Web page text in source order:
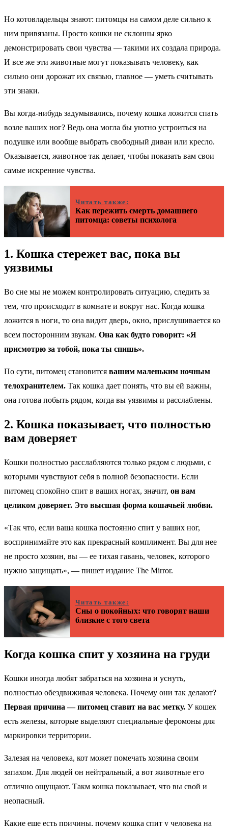
Но котовладельцы знают: питомцы на самом деле сильно к
ним привязаны. Просто кошки не склонны ярко
демонстрировать свои чувства — такими их создала природа.
И все же эти животные могут показывать человеку, как
сильно они дорожат их связью, главное — уметь считывать
эти знаки.
Вы когда-нибудь задумывались, почему кошка ложится спать
возле ваших ног? Ведь она могла бы уютно устроиться на
подушке или вообще выбрать свободный диван или кресло.
Оказывается, животное так делает, чтобы показать вам свои
самые искренние чувства.
Читать также:
Как пережить смерть домашнего
питомца: советы психолога
1. Кошка стережет вас, пока вы
уязвимы
Во сне мы не можем контролировать ситуацию, следить за
тем, что происходит в комнате и вокруг нас. Когда кошка
ложится в ноги, то она видит дверь, окно, прислушивается ко
всем посторонним звукам. Она как будто говорит: «Я
присмотрю за тобой, пока ты спишь».
По сути, питомец становится вашим маленьким ночным
телохранителем. Так кошка дает понять, что вы ей важны,
она готова побыть рядом, когда вы уязвимы и расслаблены.
2. Кошка показывает, что полностью
вам доверяет
Кошки полностью расслабляются только рядом с людьми, с
которыми чувствуют себя в полной безопасности. Если
питомец спокойно спит в ваших ногах, значит, он вам
целиком доверяет. Это высшая форма кошачьей любви.
«Так что, если ваша кошка постоянно спит у ваших ног,
воспринимайте это как прекрасный комплимент. Вы для нее
не просто хозяин, вы — ее тихая гавань, человек, которого
нужно защищать», — пишет издание The Mirror.
Читать также:
Сны о покойных: что говорят наши
близкие с того света
Когда кошка спит у хозяина на груди
Кошки иногда любят забраться на хозяина и уснуть,
полностью обездвиживая человека. Почему они так делают?
Первая причина — питомец ставит на вас метку. У кошек
есть железы, которые выделяют специальные феромоны для
маркировки территории.
Залезая на человека, кот может помечать хозяина своим
запахом. Для людей он нейтральный, а вот животные его
отлично ощущают. Такм кошка показывает, что вы свой и
неопасный.
Какие еще есть причины, почему кошка спит у человека на